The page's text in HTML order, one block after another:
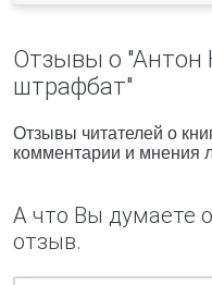
Отзывы о "Антон
штрафбат"
Отзывы читателей о
комментарии и мнения
А что Вы думаете
отзыв.